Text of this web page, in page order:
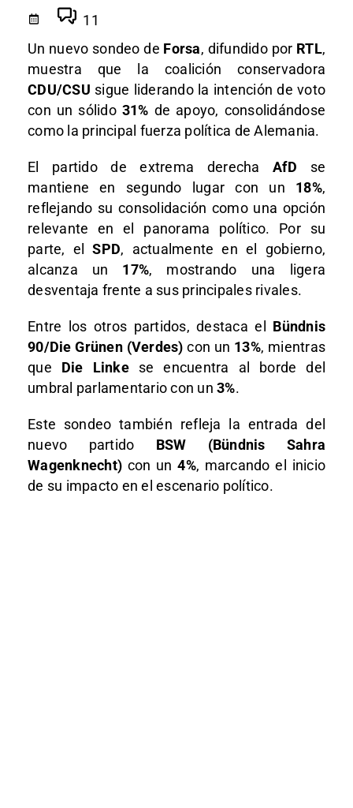
11
Un nuevo sondeo de Forsa, difundido por RTL,
muestra que la coalición conservadora
CDU/CSU sigue liderando la intención de voto
con un sólido 31% de apoyo, consolidándose
como la principal fuerza política de Alemania.
El partido de extrema derechaAfD se
mantiene en segundo lugar con un 18%,
reflejando su consolidación como una opción
relevante en el panorama político. Por su
parte, elSPD, actualmente en el gobierno,
alcanza un 17%, mostrando una ligera
desventaja frente a sus principales rivales.
Entre los otros partidos, destaca el Bündnis
90/Die Grünen (Verdes) con un 13%, mientras
que Die Linkese encuentra al borde del
umbral parlamentario con un 3%.
Este sondeo también refleja la entrada del
nuevo partido BSW (Bündnis Sahra
Wagenknecht) con un4%, marcando el inicio
de su impacto en el escenario político.